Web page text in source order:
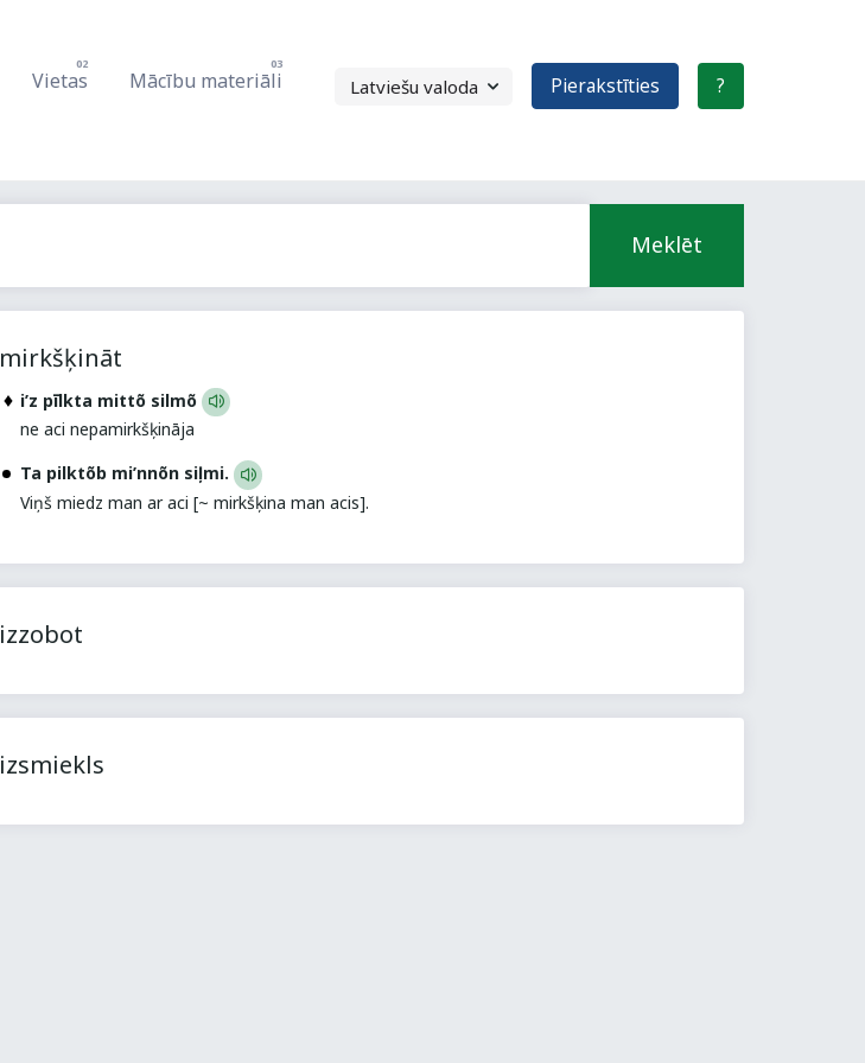
Vietas Mācību materiāli Pierakstīties ?
Meklēt
mirkšķināt
i’z pīlkta mittõ silmõ
ne aci nepamirkšķināja
Ta pilktõb mi’nnõn siļmi.
Viņš miedz man ar aci [~ mirkšķina man acis].
izzobot
izsmiekls